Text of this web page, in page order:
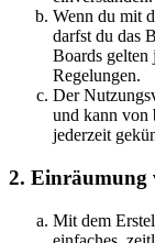
Wenn du mit
darfst du das
Boards gelten
Regelungen.
Der
und kann von
jederzeit
2. Einräumung
Mit dem